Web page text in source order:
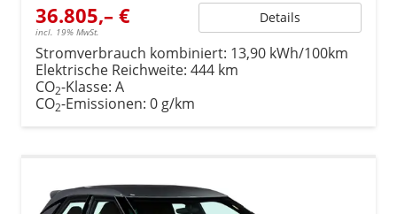
36.805,– €
incl. 19% MwSt.
Details
Stromverbrauch kombiniert: 13,90 kWh/100km
Elektrische Reichweite: 444 km
CO2-Klasse: A
CO2-Emissionen: 0 g/km